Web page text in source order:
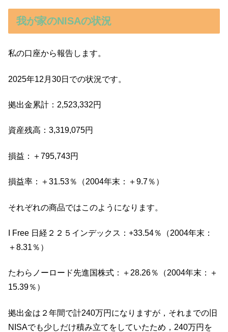
我が家のNISAの状況
私の口座から報告します。
2025年12月30日での状況です。
拠出金累計：2,523,332円
資産残高：3,319,075円
損益：＋795,743円
損益率：＋31.53％（2004年末：＋9.7％）
それぞれの商品ではこのようになります。
I Free 日経２２５インデックス：+33.54％（2004年末：
＋8.31％）
たわらノーロード先進国株式：＋28.26％（2004年末：＋
15.39％）
拠出金は２年間で計240万円になりますが，それまでの旧
NISAでも少しだけ積み立てをしていたため，240万円を